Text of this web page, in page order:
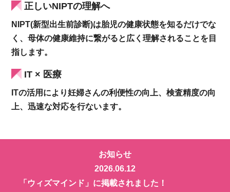
正しいNIPTの理解へ
NIPT(新型出生前診断)は胎児の健康状態を知るだけでな
く、母体の健康維持に繋がると広く理解されることを目
指します。
IT × 医療
ITの活用により妊婦さんの利便性の向上、検査精度の向
上、迅速な対応を行ないます。
お知らせ
2026.06.12
「ウィズマインド」に掲載されました！